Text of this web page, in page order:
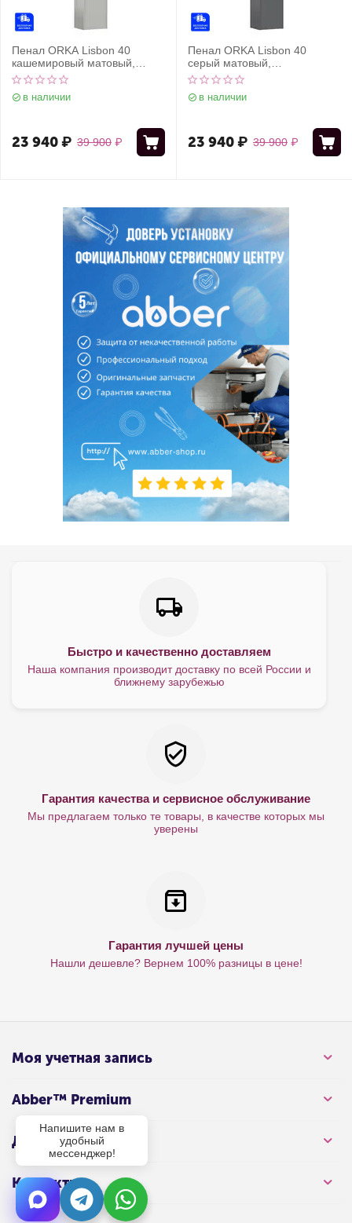
Пенал ORKA Lisbon 40
кашемировый матовый,
универсальный
в наличии
39 900 ₽
23 940₽
Пенал ORKA Lisbon 40
серый матовый,
универсальный
в наличии
39 900 ₽
23 940₽
Быстро и качественно доставляем
Наша компания производит доставку по всей России и
ближнему зарубежью
Гарантия качества и сервисное обслуживание
Мы предлагаем только те товары, в качестве которых мы
уверены
Гарантия лучшей цены
Нашли дешевле? Вернем 100% разницы в цене!
Моя учетная запись
Abber™ Premium
Для клиента
Контакты
Напишите нам в
удобный
мессенджер!